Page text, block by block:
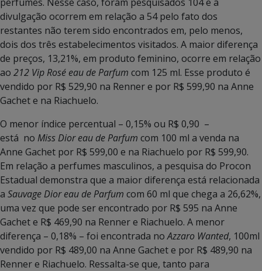
divulgação ocorrem em relação a 54 pelo fato dos
restantes não terem sido encontrados em, pelo menos,
dois dos três estabelecimentos visitados. A maior diferença
de preços, 13,21%, em produto feminino, ocorre em relação
ao 212 Vip Rosé eau de Parfum com 125 ml. Esse produto é
vendido por R$ 529,90 na Renner e por R$ 599,90 na Anne
Gachet e na Riachuelo.
O menor índice percentual – 0,15% ou R$ 0,90 –
está no Miss Dior eau de Parfum com 100 ml a venda na
Anne Gachet por R$ 599,00 e na Riachuelo por R$ 599,90.
Em relação a perfumes masculinos, a pesquisa do Procon
Estadual demonstra que a maior diferença está relacionada
a Sauvage Dior eau de Parfum com 60 ml que chega a 26,62%,
uma vez que pode ser encontrado por R$ 595 na Anne
Gachet e R$ 469,90 na Renner e Riachuelo. A menor
diferença – 0,18% – foi encontrada noAzzaro Wanted, 100ml
vendido por R$ 489,00 na Anne Gachet e por R$ 489,90 na
Renner e Riachuelo. Ressalta-se que, tanto para